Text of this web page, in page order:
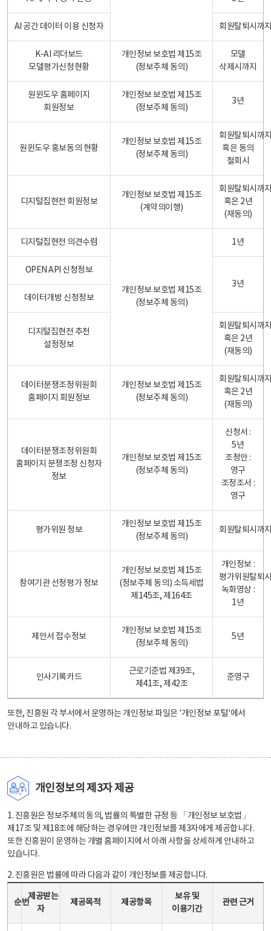
AI 공간 데이터 이용 신청자 회원탈퇴시까
K-AI 리더보드
모델평가신청현황
개인정보 보호법 제15조
(정보주체 동의)
모델
삭제시까지
원윈도우 홈페이지
회원정보
개인정보 보호법 제15조
(정보주체 동의)
3년
원윈도우 홍보동의 현황
개인정보 보호법 제15조
(정보주체 동의)
회원탈퇴시까
혹은 동의
철회시
디지털집현전 회원정보
개인정보 보호법 제15조
(계약의이행)
회원탈퇴시까
혹은 2년
(재동의)
디지털집현전 의견수렴
개인정보 보호법 제15조
(정보주체 동의)
1년
OPEN API 신청정보
3년
데이터개방 신청정보
디지털집현전 추천
설정정보
회원탈퇴시까
혹은 2년
(재동의)
데이터분쟁조정위원회
홈페이지 회원정보
개인정보 보호법 제15조
(정보주체 동의)
회원탈퇴시까
혹은 2년
(재동의)
데이터분쟁조정위원회
홈페이지 분쟁조정 신청자
정보
개인정보 보호법 제15조
(정보주체 동의)
신청서 :
5년
조정안 :
영구
조정조서 :
영구
평가위원 정보
개인정보 보호법 제15조
(정보주체 동의)
회원탈퇴시까
참여기관 선정평가 정보
개인정보 보호법 제15조
(정보주체 동의) 소득세법
제145조, 제164조
개인정보 :
평가위원탈퇴
녹화영상 :
1년
제안서 접수정보
개인정보 보호법 제15조
(정보주체 동의)
5년
인사기록카드
근로기준법 제39조,
제41조, 제42조
준영구
또한, 진흥원 각 부서에서 운영하는 개인정보 파일은 '개인정보 포털'에서
안내하고 있습니다.
개인정보의 제3자 제공
1. 진흥원은 정보주체의 동의, 법률의 특별한 규정 등 「개인정보 보호법」
제17조 및 제18조에 해당하는 경우에만 개인정보를 제3자에게 제공합니다.
또한 진흥원이 운영하는 개별 홈페이지에서 아래 사항을 상세하게 안내하고
있습니다.
2. 진흥원은 법률에 따라 다음과 같이 개인정보를 제공합니다.
순번
제공받는
자
제공목적 제공항목
보유 및
이용기간
관련 근거